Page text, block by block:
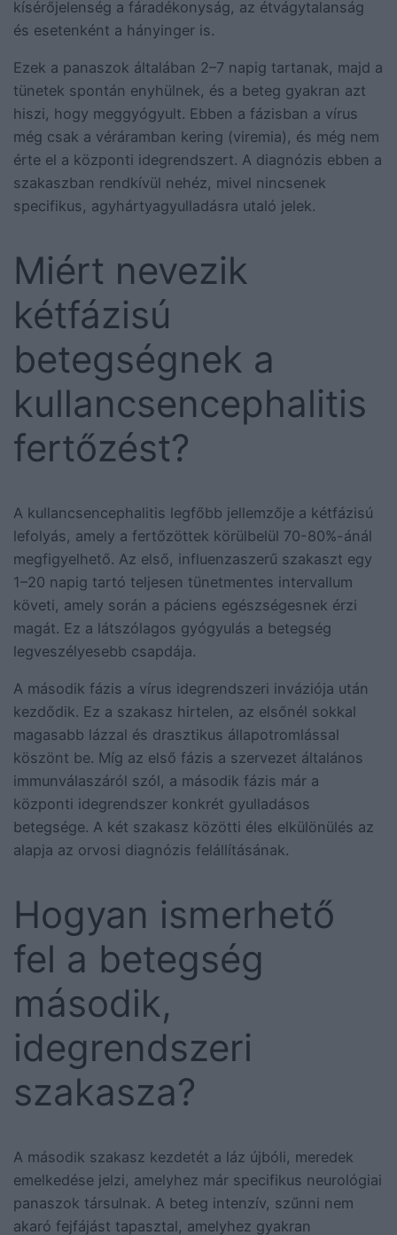
kísérőjelenség a fáradékonyság, az étvágytalanság
és esetenként a hányinger is.
Ezek a panaszok általában 2–7 napig tartanak, majd a
tünetek spontán enyhülnek, és a beteg gyakran azt
hiszi, hogy meggyógyult. Ebben a fázisban a vírus
még csak a véráramban kering (viremia), és még nem
érte el a központi idegrendszert. A diagnózis ebben a
szakaszban rendkívül nehéz, mivel nincsenek
specifikus, agyhártyagyulladásra utaló jelek.
Miért nevezik
kétfázisú
betegségnek a
kullancsencephalitis
fertőzést?
A kullancsencephalitis legfőbb jellemzője a kétfázisú
lefolyás, amely a fertőzöttek körülbelül 70-80%-ánál
megfigyelhető. Az első, influenzaszerű szakaszt egy
1–20 napig tartó teljesen tünetmentes intervallum
követi, amely során a páciens egészségesnek érzi
magát. Ez a látszólagos gyógyulás a betegség
legveszélyesebb csapdája.
A második fázis a vírus idegrendszeri inváziója után
kezdődik. Ez a szakasz hirtelen, az elsőnél sokkal
magasabb lázzal és drasztikus állapotromlással
köszönt be. Míg az első fázis a szervezet általános
immunválaszáról szól, a második fázis már a
központi idegrendszer konkrét gyulladásos
betegsége. A két szakasz közötti éles elkülönülés az
alapja az orvosi diagnózis felállításának.
Hogyan ismerhető
fel a betegség
második,
idegrendszeri
szakasza?
A második szakasz kezdetét a láz újbóli, meredek
emelkedése jelzi, amelyhez már specifikus neurológiai
panaszok társulnak. A beteg intenzív, szűnni nem
akaró fejfájást tapasztal, amelyhez gyakran